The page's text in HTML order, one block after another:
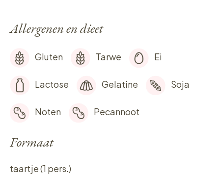
Allergenen en dieet
Gluten Tarwe Ei
Lactose Gelatine Soja
Noten Pecannoot
Formaat
taartje (1 pers.)